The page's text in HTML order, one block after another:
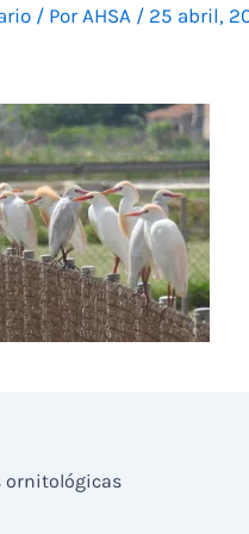
/ Por AHSA / 25 abril,
ornitológicas